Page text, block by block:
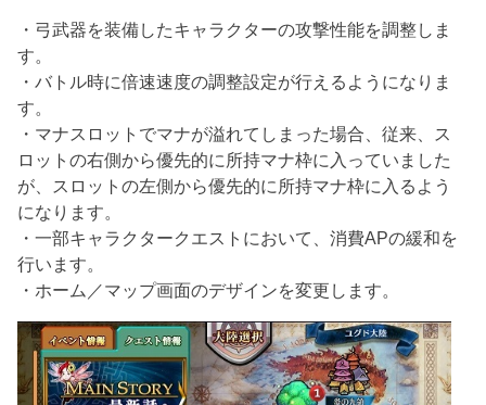
・弓武器を装備したキャラクターの攻撃性能を調整しま
す。
・バトル時に倍速速度の調整設定が行えるようになりま
す。
・マナスロットでマナが溢れてしまった場合、従来、ス
ロットの右側から優先的に所持マナ枠に入っていました
が、スロットの左側から優先的に所持マナ枠に入るよう
になります。
・一部キャラクタークエストにおいて、消費APの緩和を
行います。
・ホーム／マップ画面のデザインを変更します。